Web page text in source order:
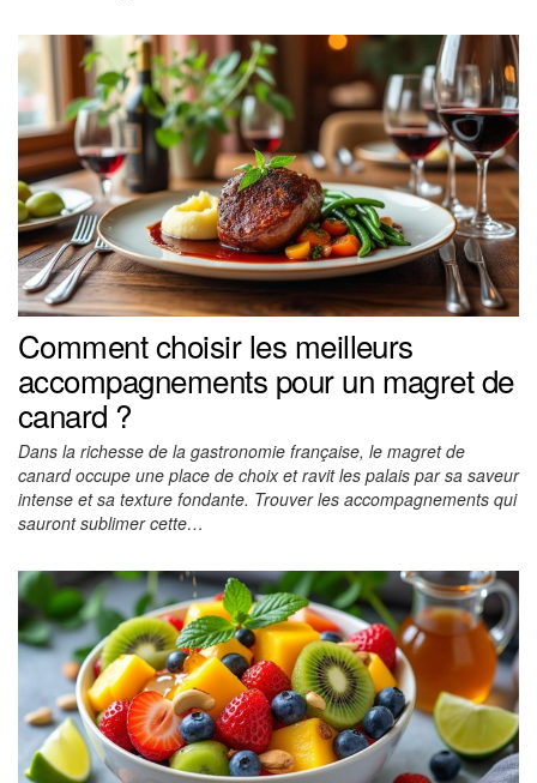
Comment choisir les meilleurs
accompagnements pour un magret de
canard ?
Dans la richesse de la gastronomie française, le magret de
canard occupe une place de choix et ravit les palais par sa saveur
intense et sa texture fondante. Trouver les accompagnements qui
sauront sublimer cette…